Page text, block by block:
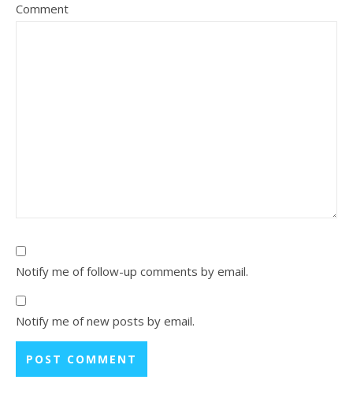
Comment
Notify me of follow-up comments by email.
Notify me of new posts by email.